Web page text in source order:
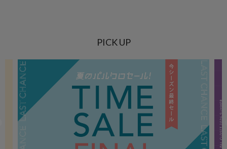
PICK UP